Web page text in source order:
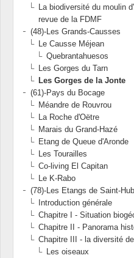
La biodiversité du moulin
revue de la FDMF
(48)-Les Grands-Causses
Le Causse Méjean
Quebrantahuesos
Les Gorges du Tarn
Les Gorges de la Jonte
(61)-Pays du Bocage
Méandre de Rouvrou
La Roche d'Oëtre
Marais du Grand-Hazé
Etang de Queue d'Aronde
Les Tourailles
Co-living El Capitan
Le K-Rabo
(78)-Les Etangs de Saint-
Introduction générale
Chapitre I - Situation
Chapitre II - Panorama
Chapitre III - la diversité
Les oiseaux